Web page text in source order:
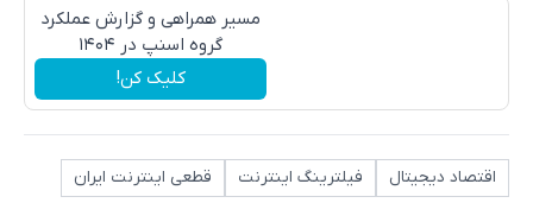
مسیر همراهی و گزارش عملکرد
گروه اسنپ در ۱۴۰۴
کلیک کن!
اقتصاد دیجیتال فیلترینگ اینترنت قطعی اینترنت ایران